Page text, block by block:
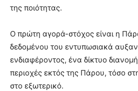
της ποιότητας.
Ο πρώτη αγορά-στόχος είναι η
δεδομένου του εντυπωσιακά
ενδιαφέροντος, ένα δίκτυο
περιοχές εκτός της Πάρου, τόσο
στο εξωτερικό.